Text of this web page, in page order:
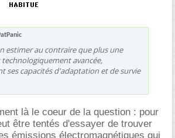
estimer au contraire que plus une
technologiquement avancée,
ses capacités d'adaptation et de survie
là le coeur de la question : pour
être tentés d'essayer de trouver
émissions électromagnétiques qui